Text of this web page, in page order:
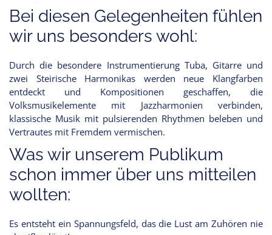
Bei diesen Gelegenheiten fühlen
wir uns besonders wohl:
Durch die besondere Instrumentierung Tuba, Gitarre und
zwei Steirische Harmonikas werden neue Klangfarben
entdeckt und Kompositionen geschaffen, die
Volksmusikelemente mit Jazzharmonien verbinden,
klassische Musik mit pulsierenden Rhythmen beleben und
Vertrautes mit Fremdem vermischen.
Was wir unserem Publikum
schon immer über uns mitteilen
wollten:
Es entsteht ein Spannungsfeld, das die Lust am Zuhören nie